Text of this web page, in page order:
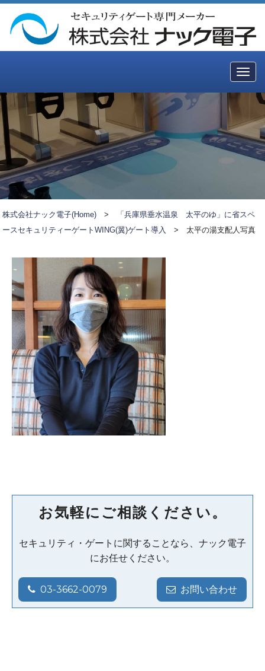
株式会社ナック電子(Home) >
「兵庫県垂水温泉 太平のゆ」に省スペ
ースセキュリティーゲートWING(翼)ゲート導入
>太平の湯支配人写真
お気軽にご相談ください。
セキュリティ・ゲートに関することなら、ナック電子
にお任せください。
03-3662-0079 お問い合わせ